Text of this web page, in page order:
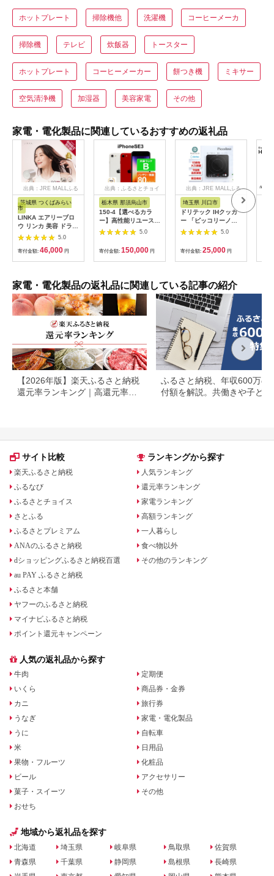
ホットプレート 掃除機他 洗濯機 コーヒーメーカ
掃除機 テレビ 炊飯器 トースター
ホットプレート コーヒーメーカー 餅つき機 ミキサー
空気清浄機 加湿器 美容家電 その他
家電・電化製品に関連しているおすすめの返礼品
出典：JRE MALLふる
さと納税
茨城県 つくばみらい
市
LINKA エアリーブロ
ウ リンカ 美容 ドライ
ヤー ヘアケア 髪 エス
テ ギフト ラッピング
贈呈品 プレゼント 母
の日 母の日準備 母の
5.0
寄付金額: 46,000 円
出典：ふるさとチョイ
栃木県 那須烏山市
150-4【選べるカラ
ー】高性能リユース
スマホ Apple
iPhoneSE 3 128GB
SIMロック解除済 本
体のみ ｜ 中古 再生品
本体 端末
5.0
寄付金額: 150,000 円
出典：JRE MALLふる
さと納税
埼玉県 川口市
ドリテック IHクッカ
ー 「ピッコリーノ」
ブラック DI-
217BK【1642626】
5.0
寄付金額: 25,000 円
家電・電化製品の返礼品に関連している記事の紹介
【2026年版】楽天ふるさと納税
還元率ランキング｜高還元率返
ふるさと納税、年収600万の
付額を解説。共働きや子ども
サイト比較
楽天ふるさと納税
ふるなび
ふるさとチョイス
さとふる
ふるさとプレミアム
ANAのふるさと納税
dショッピングふるさと納税百選
au PAY ふるさと納税
ふるさと本舗
ヤフーのふるさと納税
マイナビふるさと納税
ポイント還元キャンペーン
ランキングから探す
人気ランキング
還元率ランキング
家電ランキング
高額ランキング
一人暮らし
食べ物以外
その他のランキング
人気の返礼品から探す
牛肉
いくら
カニ
うなぎ
うに
米
果物・フルーツ
ビール
菓子・スイーツ
おせち
定期便
商品券・金券
旅行券
家電・電化製品
自転車
日用品
化粧品
アクセサリー
その他
地域から返礼品を探す
北海道
青森県
埼玉県
千葉県
岐阜県
静岡県
鳥取県
島根県
佐賀県
長崎県